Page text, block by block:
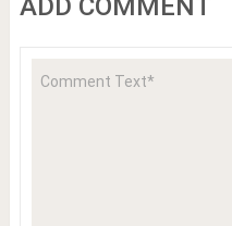
ADD COMMENT